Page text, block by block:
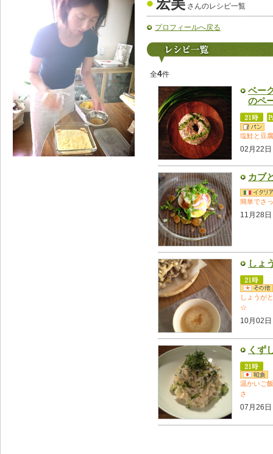
宏美 さんのレシピ一覧
プロフィールへ戻る
全4件
ベー
のペ
塩鮭と豆
02月22日
カブ
簡単でさ
11月28
しょ
しょうが
☆
10月02
くず
温かいご
さ
07月26日